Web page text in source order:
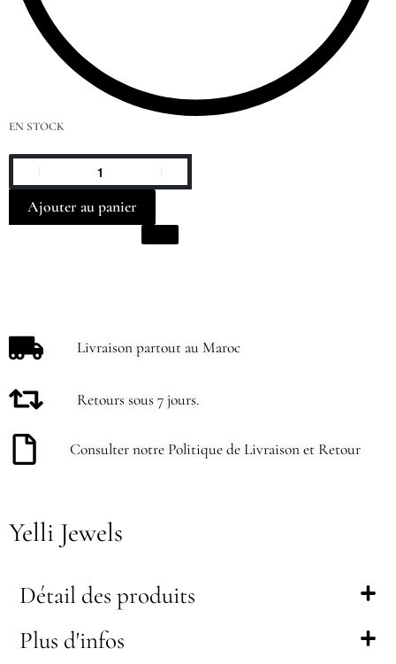
Livraison partout au Maroc
Retours sous 7 jours.
Consulter notre Politique de Livraison et Retour
EN STOCK
Ajouter au panier
Yelli Jewels
Détail des produits
Plus d'infos